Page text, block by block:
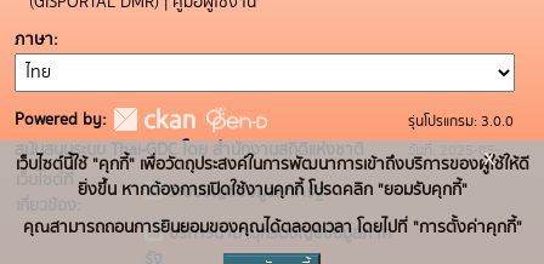
ภาษา
Powered by:
สนับสนุนระบบ Thai-GDC โดย สำนักงานสถิติแห่งชาติ
เว็บไซต์ที่
เกี่ยวข้อง:
ระบบบัญชีข้อมูลภาครัฐ
บริการนามานุกรมบัญชีข้อมูลภาค
รัฐ
รุ่นโปรแกรม: 3.0.0
วันที่: 2025-05-
19
เว็บไซต์นี้ใช้ "คุกกี้" เพื่อวัตถุประสงค์ในการพัฒนาการเข้าถึงบริการของผู้ใช้ให้ดี
ยิ่งขึ้น หากต้องการเปิดใช้งานคุกกี้ โปรดคลิก "ยอมรับคุกกี้"
คุณสามารถถอนการยินยอมของคุณได้ตลอดเวลา โดยไปที่ "การตั้งค่าคุกกี้"
x